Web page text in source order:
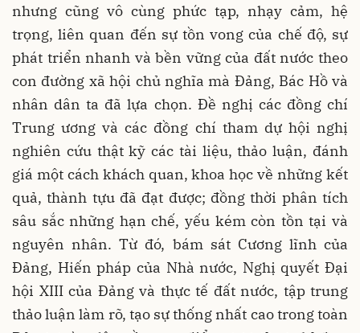
nhưng cũng vô cùng phức tạp, nhạy cảm, hệ
trọng, liên quan đến sự tồn vong của chế độ, sự
phát triển nhanh và bền vững của đất nước theo
con đường xã hội chủ nghĩa mà Đảng, Bác Hồ và
nhân dân ta đã lựa chọn. Đề nghị các đồng chí
Trung ương và các đồng chí tham dự hội nghị
nghiên cứu thật kỹ các tài liệu, thảo luận, đánh
giá một cách khách quan, khoa học về những kết
quả, thành tựu đã đạt được; đồng thời phân tích
sâu sắc những hạn chế, yếu kém còn tồn tại và
nguyên nhân. Từ đó, bám sát Cương lĩnh của
Đảng, Hiến pháp của Nhà nước, Nghị quyết Đại
hội XIII của Đảng và thực tế đất nước, tập trung
thảo luận làm rõ, tạo sự thống nhất cao trong toàn